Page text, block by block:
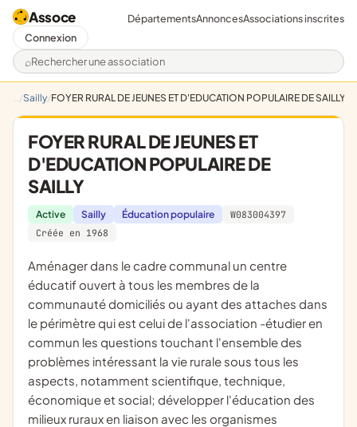
Assoce
Rechercher une association
DépartementsAnnoncesAssociations inscrites
Connexion
Sailly FOYER RURAL DE JEUNES ET D'EDUCATION POPULAIRE DE SAILLY
FOYER RURAL DE JEUNES ET
D'EDUCATION POPULAIRE DE
SAILLY
Active Sailly Éducation populaire
W083004397
Créée en 1968
aménager dans le cadre communal un centre
éducatif ouvert à tous les membres de la
communauté domiciliés ou ayant des attaches dans
le périmètre qui est celui de l'association -étudier en
commun les questions touchant l'ensemble des
problèmes intéressant la vie rurale sous tous les
aspects, notamment scientifique, technique,
économique et social; développer l'éducation des
milieux ruraux en liaison avec les organismes